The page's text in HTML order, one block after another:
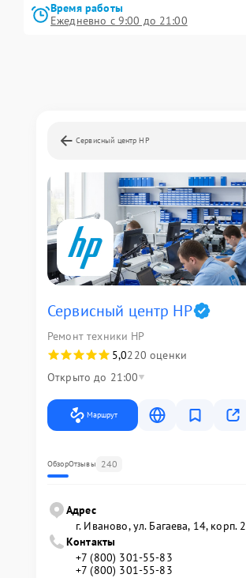
Время работы
Ежедневно с 9:00 до 21:00
Сервисный центр HP
Сервисный центр HP
Ремонт техники HP
5,0220 оценки
Открыто до 21:00
Маршрут
ОбзорОтзывы 240
Адрес
г. Иваново, ул. Багаева, 14, корп. 2
Контакты
+7 (800) 301-55-83
+7 (800) 301-55-83